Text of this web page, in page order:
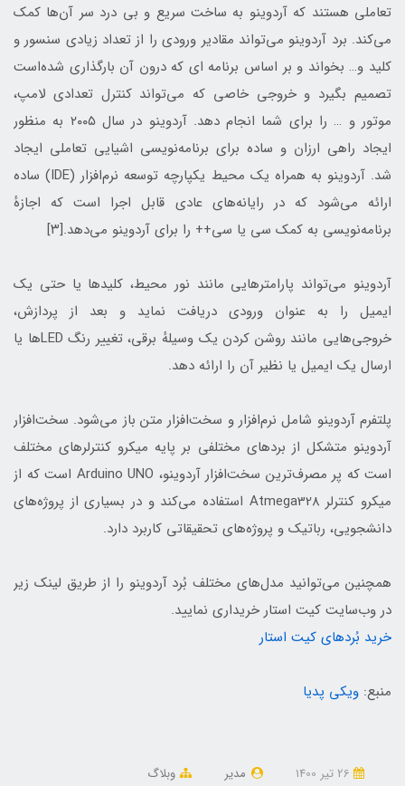
تعاملی هستند که آردوینو به ساخت سریع و بی درد سر آن‌ها کمک
می‌کند. برد آردوینو می‌تواند مقادیر ورودی را از تعداد زیادی سنسور و
کلید و… بخواند و بر اساس برنامه ای که درون آن بارگذاری شده‌است
تصمیم بگیرد و خروجی خاصی که می‌تواند کنترل تعدادی لامپ،
موتور و … را برای شما انجام دهد. آردوینو در سال ۲۰۰۵ به منظور
ایجاد راهی ارزان و ساده برای برنامه‌نویسی اشیایی تعاملی ایجاد
شد. آردوینو به همراه یک محیط یکپارچه توسعه نرم‌افزار (IDE) ساده
ارائه می‌شود که در رایانه‌های عادی قابل اجرا است که اجازهٔ
برنامه‌نویسی به کمک سی یا سی++ را برای آردوینو می‌دهد.[۳]
آردوینو می‌تواند پارامترهایی مانند نور محیط، کلیدها یا حتی یک
ایمیل را به عنوان ورودی دریافت نماید و بعد از پردازش،
خروجی‌هایی مانند روشن کردن یک وسیلهٔ برقی، تغییر رنگ LEDها یا
ارسال یک ایمیل یا نظیر آن را ارائه دهد.
پلتفرم آردوینو شامل نرم‌افزار و سخت‌افزار متن باز می‌شود. سخت‌افزار
آردوینو متشکل از بردهای مختلفی بر پایه میکرو کنترلرهای مختلف
است که پر مصرف‌ترین سخت‌افزار آردوینو، Arduino UNO است که از
میکرو کنترلر Atmega328 استفاده می‌کند و در بسیاری از پروژه‌های
دانشجویی، رباتیک و پروژه‌های تحقیقاتی کاربرد دارد.
همچنین می‌توانید مدل‌های مختلف بُرد آردوینو را از طریق لینک زیر
در وب‌سایت کیت استار خریداری نمایید.
خرید بُردهای کیت استار
منبع: ویکی پدیا
مدیر وبلاگ